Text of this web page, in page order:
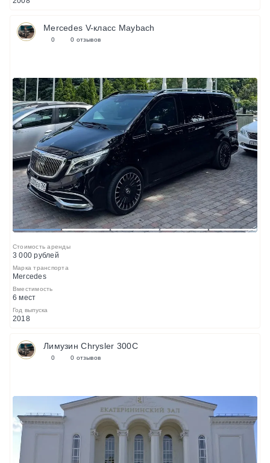
Mercedes V-класс Maybach
0 0 отзывов
1 2 3 4 5
Стоимость аренды
3 000 рублей
Марка транспорта
Mercedes
Вместимость
6 мест
Год выпуска
2018
Лимузин Chrysler 300C
0 0 отзывов